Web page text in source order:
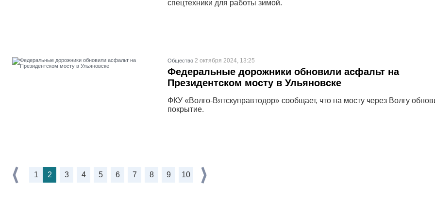
спецтехники для работы зимой.
Общество 2 октября 2024, 13:25
Федеральные дорожники обновили асфальт на
Президентском мосту в Ульяновске
ФКУ «Волго-Вятскуправтодор» сообщает, что на мосту через Волгу
покрытие.
1 2 3 4 5 6 7 8 9 10